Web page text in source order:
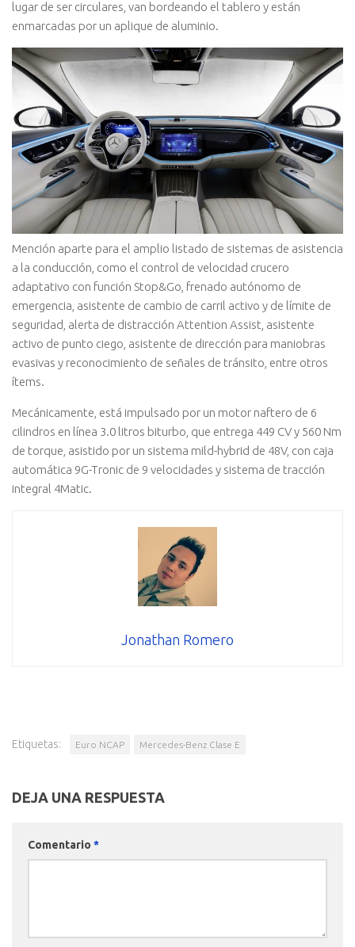
lugar de ser circulares, van bordeando el tablero y están
enmarcadas por un aplique de aluminio.
Mención aparte para el amplio listado de sistemas de asistencia
a la conducción, como el control de velocidad crucero
adaptativo con función Stop&Go, frenado autónomo de
emergencia, asistente de cambio de carril activo y de límite de
seguridad, alerta de distracción Attention Assist, asistente
activo de punto ciego, asistente de dirección para maniobras
evasivas y reconocimiento de señales de tránsito, entre otros
ítems.
Mecánicamente, está impulsado por un motor naftero de 6
cilindros en línea 3.0 litros biturbo, que entrega 449 CV y 560 Nm
de torque, asistido por un sistema mild-hybrid de 48V, con caja
automática 9G-Tronic de 9 velocidades y sistema de tracción
integral 4Matic.
Jonathan Romero
Etiquetas: Euro NCAP Mercedes-Benz Clase E
DEJA UNA RESPUESTA
Comentario *